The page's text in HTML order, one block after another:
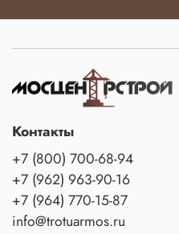
Контакты
+7 (800) 700-68-94
+7 (962) 963-90-16
+7 (964) 770-15-87
info@trotuarmos.ru